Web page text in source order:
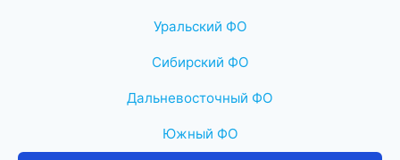
Уральский ФО
Сибирский ФО
Дальневосточный ФО
Южный ФО